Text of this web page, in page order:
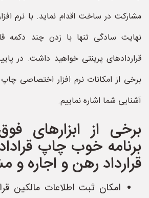
مشارکت در ساخت اقدام نماید. با نرم
نهایت سادگی تنها با زدن چند دکمه
قراردادهای پرینتی خواهید داشت. در
برخی از امکانات نرم افزار اختصاصی
آشنایی شما اشاره نماییم.
برخی از ابزارهای
برنامه خوب چاپ
قرارداد رهن و اجاره و
امکان ثبت اطلاعات مالکین